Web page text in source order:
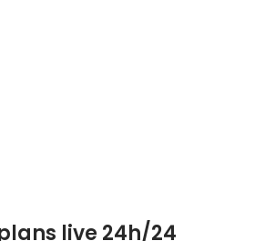
live 24h/24